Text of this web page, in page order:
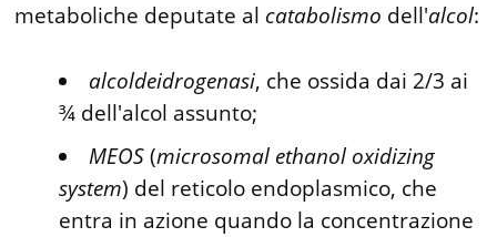
metaboliche deputate al catabolismo dell'alcol:
alcoldeidrogenasi, che ossida dai 2/3 ai
¾ dell'alcol assunto;
MEOS(microsomal ethanol oxidizing
system) del reticolo endoplasmico, che
entra in azione quando la concentrazione